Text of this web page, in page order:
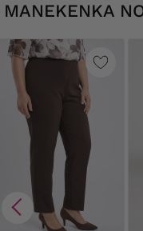
MANEKENKA